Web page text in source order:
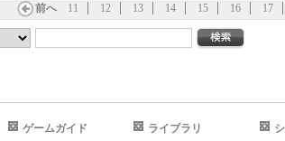
前へ 11 12 13 14 15 16 17
ゲームガイド ライブラリ